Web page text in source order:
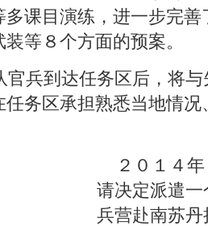
课目演练，进一步完
等８个方面的预案。
兵到达任务区后，将与
务区承担熟悉当地情
２０１４年
请决定派遣
兵营赴南苏